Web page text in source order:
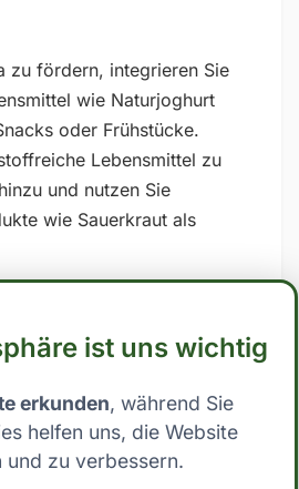
zu fördern, integrieren Sie
wie Naturjoghurt
oder Frühstücke.
Lebensmittel zu
und nutzen Sie
wie Sauerkraut als
hervorragende Getränke zur
Darmflora. Sie enthalten
die das Wachstum
ist uns wichtig
erkunden, während Sie
helfen uns, die Website
zu verbessern.